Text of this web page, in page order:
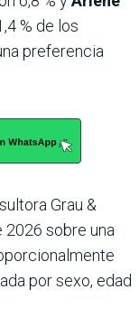
% de los
preferencia
Grau &
sobre una
por sexo, edad